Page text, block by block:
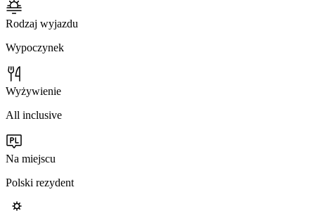
Rodzaj wyjazdu
Wypoczynek
Wyżywienie
All inclusive
Na miejscu
Polski rezydent